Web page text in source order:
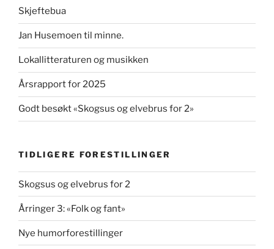
Skjeftebua
Jan Husemoen til minne.
Lokallitteraturen og musikken
Årsrapport for 2025
Godt besøkt «Skogsus og elvebrus for 2»
TIDLIGERE FORESTILLINGER
Skogsus og elvebrus for 2
Årringer 3: «Folk og fant»
Nye humorforestillinger